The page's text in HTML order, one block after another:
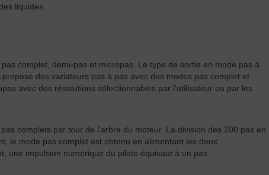
liquides.
complet, demi-pas et micropas. Le type de sortie en mode pas à
des variateurs pas à pas avec des modes pas complet et
avec des résolutions sélectionnables par l'utilisateur ou par les
complets par tour de l'arbre du moteur. La division des 200 pas en
le mode pas complet est obtenu en alimentant les deux
une impulsion numérique du pilote équivaut à un pas.